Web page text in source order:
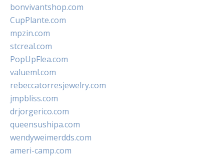
bonvivantshop.com
CupPlante.com
mpzin.com
stcreal.com
PopUpFlea.com
valueml.com
rebeccatorresjewelry.com
jmpbliss.com
drjorgerico.com
queensushipa.com
wendyweimerdds.com
ameri-camp.com